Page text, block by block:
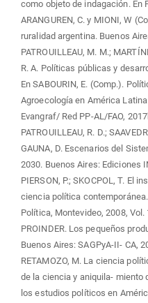
como objeto de indagación. En
ARANGUREN, C. y MIONI, W
ruralidad argentina. Buenos
PATROUILLEAU, M. M.;
R. A. Políticas públicas y
En SABOURIN, E. (Comp.).
Agroecología en América
Evangraf/ Red PP-AL/FAO,
PATROUILLEAU, R. D.;
GAUNA, D. Escenarios del
2030. Buenos Aires: Ediciones
PIERSON, P.; SKOCPOL, T. El
ciencia política
Política, Montevideo, 2008, Vol.
PROINDER. Los pequeños
Buenos Aires: SAGPyA-II- CA,
RETAMOZO, M. La ciencia
de la ciencia y aniquila- miento
los estudios políticos en